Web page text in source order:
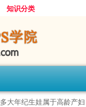
知识分类
多大年纪生娃属于高龄产妇